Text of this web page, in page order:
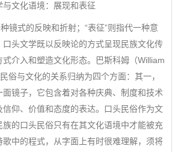
文化语境：展现和表征
式的反映和折射；“表征”则指代一种意
口头文学既以反映论的方式呈现民族文化传
介入和塑造文化形态。巴斯科姆（William
俗与文化的关系归纳为四个方面：其一，
面镜子，它包含着对各种庆典、制度和技术
信仰、价值和态度的表达。口头民俗作为文
的口头民俗只有在其文化语境中才能被充
歌中的程式，从字面上有时很难理解，须将